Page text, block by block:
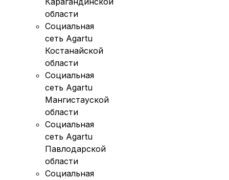
области
Социальная
сеть Agartu
Костанайской
области
Социальная
сеть Agartu
Мангистауской
области
Социальная
сеть Agartu
Павлодарской
области
Социальная